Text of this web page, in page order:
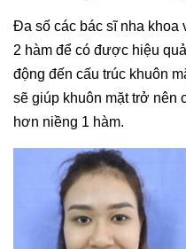
Đa số các bác sĩ nha khoa
2 hàm để có được hiệu
động đến cấu trúc khuôn
sẽ giúp khuôn mặt trở nên
hơn niềng 1 hàm.